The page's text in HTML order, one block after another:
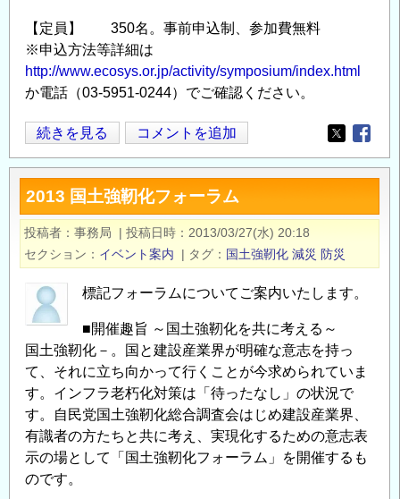
【定員】 350名。事前申込制、参加費無料
※申込方法等詳細は
http://www.ecosys.or.jp/activity/symposium/index.html
か電話（03-5951-0244）でご確認ください。
「国
際
フ
ォ
ー
ム
グ
レ
イ
ン
フ
ラ
か
ら
グ
続きを見る コメントを追加
Opens in
2013 国土強靭化フォーラム
投稿者 事務局 | 投稿日時
2013/03/27(水) 20:18
セクション
イベント案内 | タグ 国土強靭化 減災 防災
標記フォーラムについてご案内いたします。
■開催趣旨 ～国土強靭化を共に考える～
国土強靭化－。国と建設産業界が明確な意志を持っ
て、それに立ち向かって行くことが今求められていま
す。インフラ老朽化対策は「待ったなし」の状況で
す。自民党国土強靭化総合調査会はじめ建設産業界、
有識者の方たちと共に考え、実現化するための意志表
示の場として「国土強靭化フォーラム」を開催するも
のです。